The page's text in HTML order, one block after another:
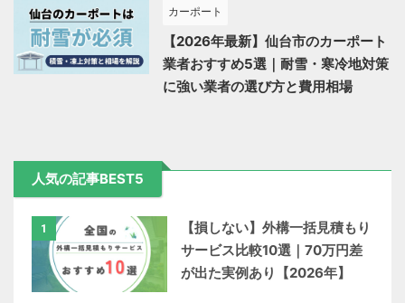
カーポート
【2026年最新】仙台市のカーポート
業者おすすめ5選｜耐雪・寒冷地対策
に強い業者の選び方と費用相場
人気の記事BEST5
1
【損しない】外構一括見積もり
サービス比較10選｜70万円差
が出た実例あり【2026年】